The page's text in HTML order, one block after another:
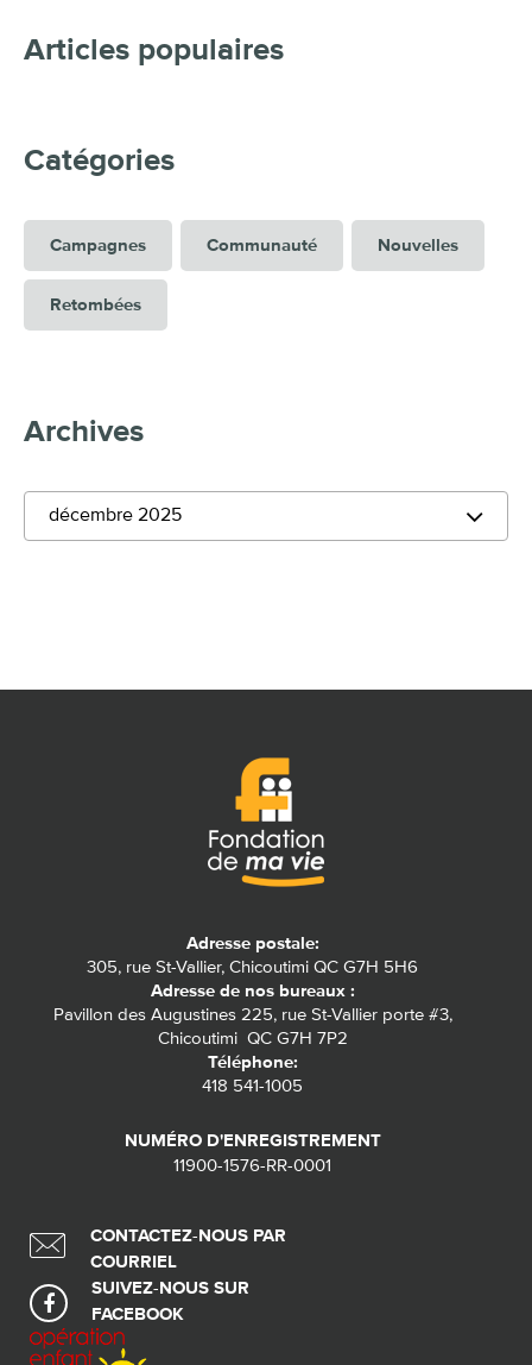
Articles populaires
Catégories
Campagnes Communauté Nouvelles
Retombées
Archives
décembre 2025
Adresse postale:
305, rue St-Vallier, Chicoutimi QC G7H 5H6
Adresse de nos bureaux :
Pavillon des Augustines 225, rue St-Vallier porte #3,
Chicoutimi QC G7H 7P2
Téléphone:
418 541-1005
NUMÉRO D'ENREGISTREMENT
11900-1576-RR-0001
CONTACTEZ-NOUS PAR
COURRIEL
SUIVEZ-NOUS SUR
FACEBOOK